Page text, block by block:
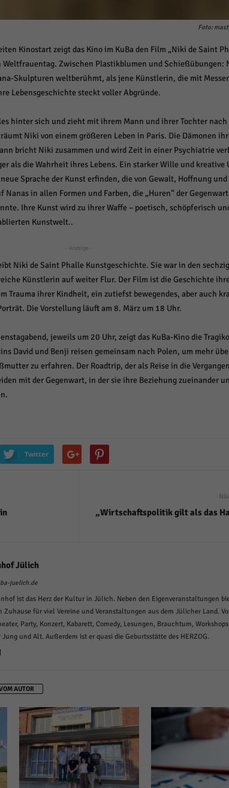
Foto:
Kinostart zeigt das Kino im KuBa den Film „Niki de Saint
Zwischen Plastikblumen und Schießübungen:
Skulpturen weltberühmt, als jene Künstlerin, die mit
Lebensgeschichte steckt voller Abgründe.
hinter sich und zieht mit ihrem Mann und ihrer Tochter
Niki von einem größeren Leben in Paris. Die Dämonen
bricht Niki zusammen und wird Zeit in einer Psychiatrie
als die Wahrheit ihres Lebens. Ein starker Wille und kreative
Sprache der Kunst erfinden, die von Gewalt, Hoffnung und
in allen Formen und Farben, die „Huren“ der
Ihre Kunst wird zu ihrer Waffe – poetisch, schöpferisch
Kunstwelt..
- Anzeige -
Niki de Saint Phalle Kunstgeschichte. Sie war in den
Künstlerin auf weiter Flur. Der Film ist die Geschichte
Trauma ihrer Kindheit, ein zutiefst bewegendes, aber auch
Die Vorstellung läuft am 8. März um 18 Uhr.
jeweils um 20 Uhr, zeigt das KuBa-Kino die
David und Benji reisen gemeinsam nach Polen, um mehr
zu erfahren. Der Roadtrip, der als Reise in die
mit der Gegenwart, in der sie ihre Beziehung zueinander
Twitter
„Wirtschaftspolitik gilt als das
Jülich
juelich.de
ist das Herz der Kultur in Jülich. Neben den Eigenveranstaltungen
Zuhause für viel Vereine und Veranstaltungen aus dem Jülicher Land.
Party, Konzert, Kabarett, Comedy, Lesungen, Brauchtum,
und Alt. Außerdem ist er quasi die Geburtsstätte des HERZOG.
AUTOR
Essenziell (1)
Essenzielle Cookies ermöglichen grundlegende Funktionen
Funktion der Website erforderlich.
Cookie-Informationen anzeigen
Statistiken (1)
Statistik Cookies erfassen Informationen anonym. Diese
wie unsere Besucher unsere Website nutzen.
Cookie-Informationen anzeigen
Marketing (1)
Marketing-Cookies werden von Drittanbietern oder
Werbung anzuzeigen. Sie tun dies, indem sie Besucher über
Cookie-Informationen anzeigen
Wenn Cookies von externen Medien akzeptiert werden, bedarf
keiner manuellen Einwilligung mehr.
Cookie-Informationen anzeigen
powered by Borlabs Cookie